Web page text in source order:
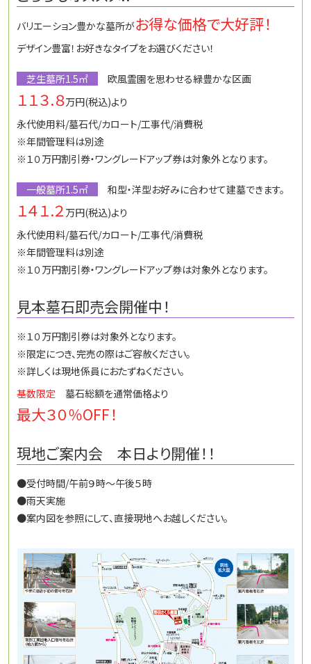
バリエーション豊かな墓所がお得な価格で大好評！
デザイン豊富！お好きなタイプをお選びください！
芝生墓所1.5㎡ 欧風霊園を思わせる緑豊かな区画
１１３.８万円(税込)より
永代使用料/墓石代/カロート/工事代/消費税
※年間管理料は別途
※１０万円割引券・ワングレードアップ券は対象外となります。
一般墓所1.5㎡ 和型・洋型お好みに合わせて建墓できます。
１４１.２ 万円(税込)より
永代使用料/墓石代/カロート/工事代/消費税
※年間管理料は別途
※１０万円割引券・ワングレードアップ券は対象外となります。
見本墓石即売会開催中！
※１０万円割引券は対象外となります。
※限定につき、完売の際はご容赦ください。
※詳しくは現地係員におたずねください。
基数限定 墓石総額を通常価格より
最大３０％OFF！
現地ご案内会 本日より開催！！
●受付時間/午前９時～午後５時
●雨天実施
●案内図を参照にして、直接現地へお越しください。